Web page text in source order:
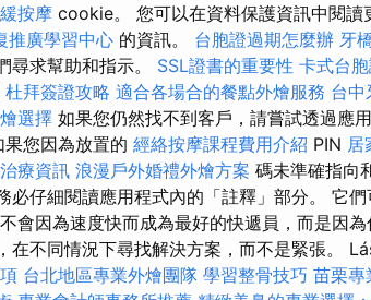
按摩 cookie。 您可以在資料保護資訊中閱讀
推廣學習中心 的資訊。 台胞證過期怎麼辦 牙
尋求幫助和指示。 SSL證書的重要性 卡式台
杜拜簽證攻略 適合各場合的餐點外燴服務 台中
選擇 如果您仍然找不到客戶，請嘗試透過應
果您因為放置的 經絡按摩課程費用介紹 PIN 居
療資訊 浪漫戶外婚禮外燴方案 碼未準確指向
必仔細閱讀應用程式內的「註釋」部分。 它
會因為速度快而成為最好的快遞員，而是因
在不同情況下尋找解決方案，而不是緊張。
台北地區專業外燴團隊 學習整骨技巧 苗栗專